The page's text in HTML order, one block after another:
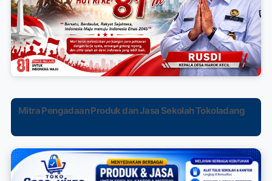
Mitra Pengadaan Produk dan Jasa Sekolah Tokoladang